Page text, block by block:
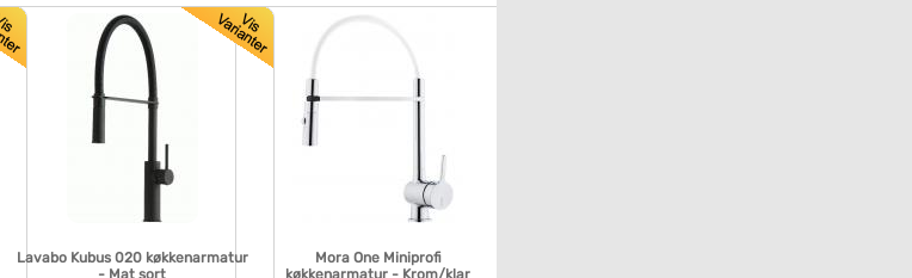
Lavabo Kubus 020 køkkenarmatur
- Mat sort
Mora One Miniprofi
køkkenarmatur - Krom/klar